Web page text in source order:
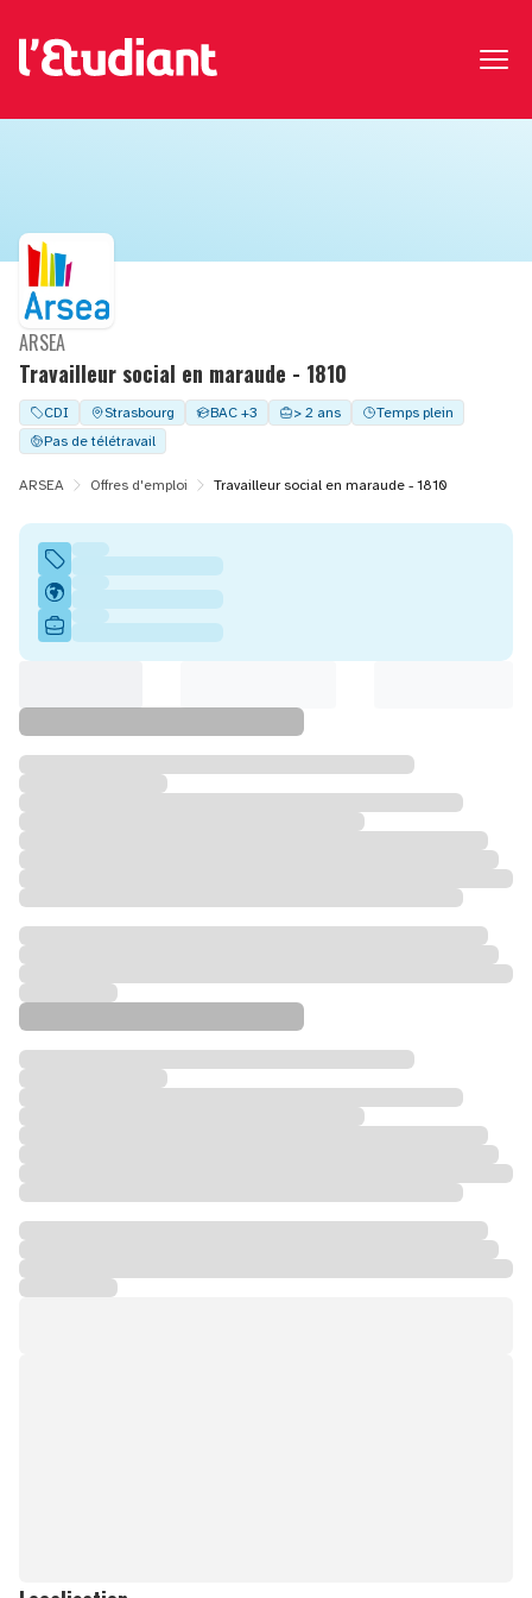
Travailleur social en maraude - 1810
ARSEA
CDI Strasbourg BAC +3 > 2 ans
Temps plein
Pas de télétravail
ARSEA Offres d'emploi Travailleur social en maraude - 1810